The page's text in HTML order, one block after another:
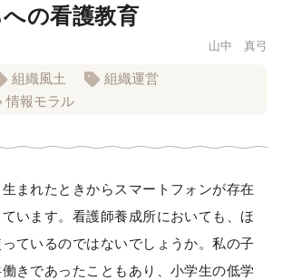
の看護教育
山中 真弓
組織風土
組織運営
情報モラル
まれたときからスマートフォンが存在
います。看護師養成所においても、ほ
ているのではないでしょうか。私の子
きであったこともあり、小学生の低学